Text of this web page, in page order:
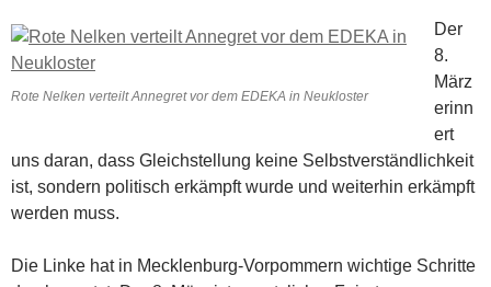
Rote Nelken verteilt Annegret vor dem EDEKA in Neukloster
Der
8.
März
erinn
ert
uns daran, dass Gleichstellung keine Selbstverständlichkeit
ist, sondern politisch erkämpft wurde und weiterhin erkämpft
werden muss.
Die Linke hat in Mecklenburg-Vorpommern wichtige Schritte